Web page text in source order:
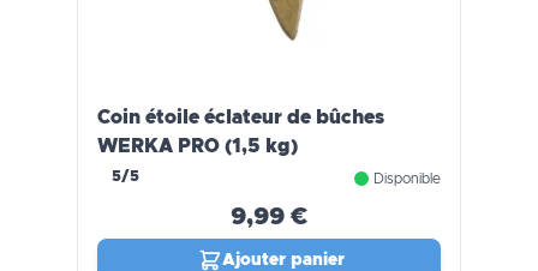
Coin étoile éclateur de bûches
WERKA PRO (1,5 kg)
5/5 Disponible
9,99 €
Ajouter panier